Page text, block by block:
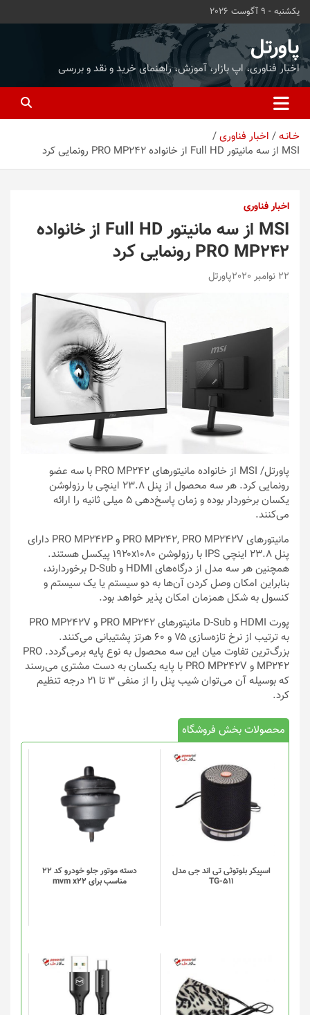
محتوا
بروید
یکشنبه - 9 آگوست 2026
پاورتل
اخبار فناوری، اپ بازار، آموزش، راهنمای خرید و نقد و بررسی
خـانـه
اخبار فناوری
MSI از سه مانیتور Full HD از خانواده PRO MP242 رونمایی کرد
اخبار فناوری
MSI از سه مانیتور Full HD از خانواده
PRO MP242 رونمایی کرد
22 نوامبر 2020 پاورتل
پاورتل
/ MSI از خانواده مانیتورهای PRO MP242 با سه عضو
رونمایی کرد. هر سه محصول از پنل ۲۳.۸ اینچی با رزولوشن
یکسان برخوردار بوده و زمان پاسخ‌دهی ۵ میلی ثانیه را ارائه
می‌کنند.
مانیتورهای PRO MP242, PRO MP242V و PRO MP242P دارای
پنل ۲۳.۸ اینچی IPS با رزولوشن ۱۹۲۰x۱۰۸۰ پیکسل هستند.
همچنین هر سه مدل از درگاه‌های HDMI و D-Sub برخوردارند،
بنابراین امکان وصل کردن آن‌ها به دو سیستم یا یک سیستم و
کنسول به شکل همزمان امکان پذیر خواهد بود.
پورت HDMI و D-Sub مانیتورهای PRO MP242 و PRO MP242V
به ترتیب از نرخ تازه‌سازی ۷۵ و ۶۰ هرتز پشتیبانی می‌کنند.
بزرگ‌ترین تفاوت میان این سه محصول به نوع پایه برمی‌گردد. PRO
MP242 و PRO MP242V با پایه یکسان به دست مشتری می‌رسند
که بوسیله آن می‌توان شیب پنل را از منفی ۳ تا ۲۱ درجه تنظیم
کرد.
محصولات بخش فروشگاه
اسپیکر بلوتوثی تی اند جی مدل
TG-511
دسته موتور جلو خودرو کد 22
مناسب برای mvm x22